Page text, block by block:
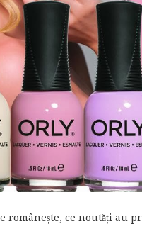
românește, ce noutăți